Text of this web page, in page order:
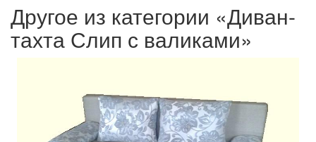
Другое из категории «Диван-
тахта Слип с валиками»